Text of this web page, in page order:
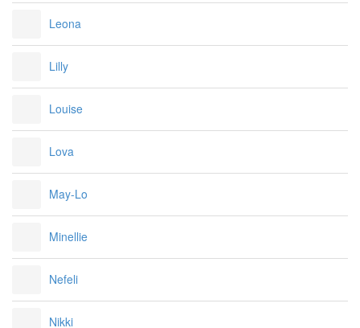
Leona
Lilly
Louise
Lova
May-Lo
Minellie
Nefeli
Nikki